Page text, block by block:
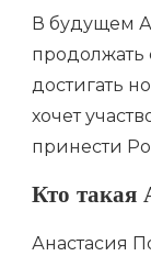
В будущем
продолжать
достигать
хочет
принести
Кто такая
Анастасия